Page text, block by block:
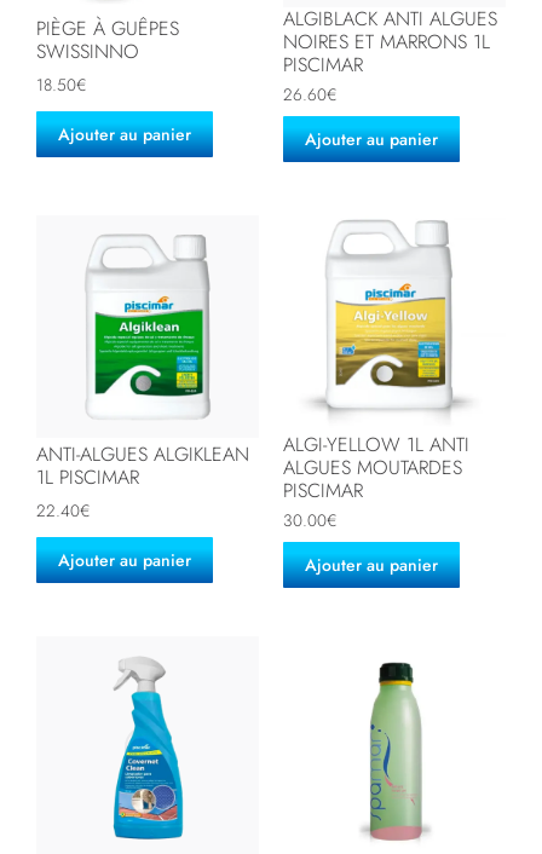
PIÈGE À GUÊPES
SWISSINNO
18.50€
Ajouter au panier
ALGIBLACK ANTI ALGUES
NOIRES ET MARRONS 1L
PISCIMAR
26.60€
Ajouter au panier
ANTI-ALGUES ALGIKLEAN
1L PISCIMAR
22.40€
Ajouter au panier
ALGI-YELLOW 1L ANTI
ALGUES MOUTARDES
PISCIMAR
30.00€
Ajouter au panier